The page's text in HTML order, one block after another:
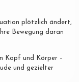
plötzlich ändert,
Bewegung daran
Kopf und Körper –
und gezielter